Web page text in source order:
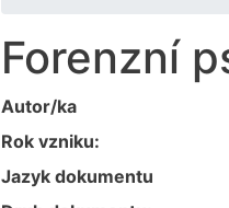
Forenzní
Autor/ka
Rok vzniku:
Jazyk dokumentu